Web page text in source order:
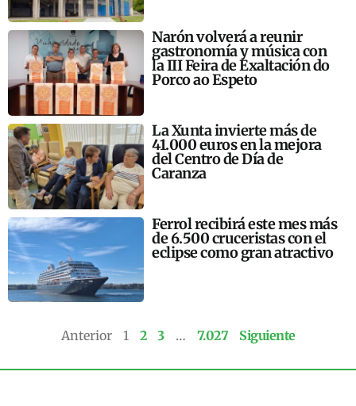
Narón volverá a reunir
gastronomía y música con
la III Feira de Exaltación do
Porco ao Espeto
La Xunta invierte más de
41.000 euros en la mejora
del Centro de Día de
Caranza
Ferrol recibirá este mes más
de 6.500 cruceristas con el
eclipse como gran atractivo
Anterior 1 2 3 … 7.027 Siguiente